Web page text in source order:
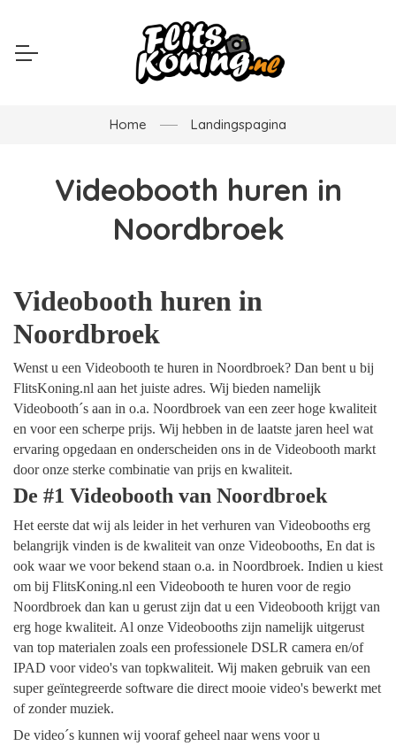
Home Landingspagina
Videobooth huren in
Noordbroek
Videobooth huren in
Noordbroek
Wenst u een Videobooth te huren in Noordbroek? Dan bent u bij
FlitsKoning.nl aan het juiste adres. Wij bieden namelijk
Videobooth´s aan in o.a. Noordbroek van een zeer hoge kwaliteit
en voor een scherpe prijs. Wij hebben in de laatste jaren heel wat
ervaring opgedaan en onderscheiden ons in de Videobooth markt
door onze sterke combinatie van prijs en kwaliteit.
De #1 Videobooth van Noordbroek
Het eerste dat wij als leider in het verhuren van Videobooths erg
belangrijk vinden is de kwaliteit van onze Videobooths, En dat is
ook waar we voor bekend staan o.a. in Noordbroek. Indien u kiest
om bij FlitsKoning.nl een Videobooth te huren voor de regio
Noordbroek dan kan u gerust zijn dat u een Videobooth krijgt van
erg hoge kwaliteit. Al onze Videobooths zijn namelijk uitgerust
van top materialen zoals een professionele DSLR camera en/of
IPAD voor video's van topkwaliteit. Wij maken gebruik van een
super geïntegreerde software die direct mooie video's bewerkt met
of zonder muziek.
De video´s kunnen wij vooraf geheel naar wens voor u